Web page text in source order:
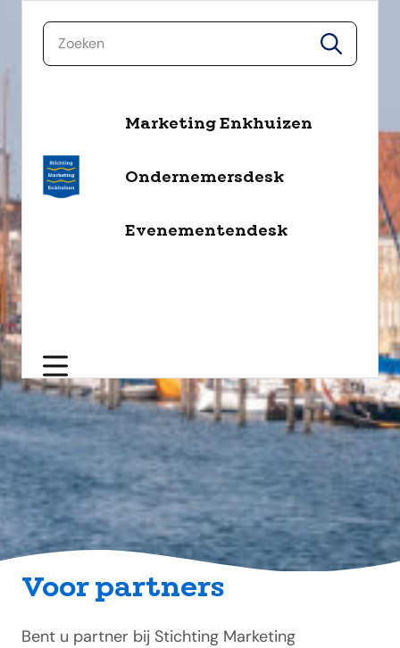
Marketing Enkhuizen
Ondernemersdesk
Evenementendesk
zoeken
zoeken
Voor partners
Bent u partner bij Stichting Marketing